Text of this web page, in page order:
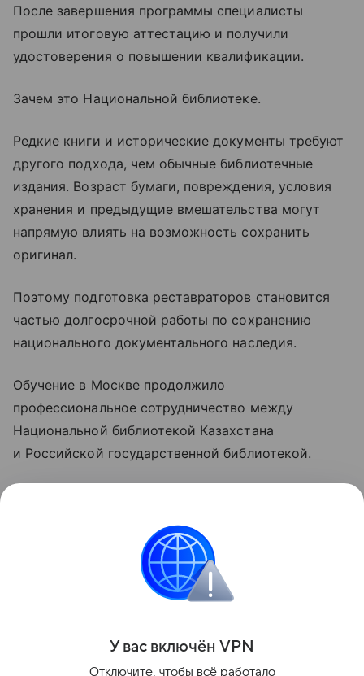
После завершения программы специалисты
прошли итоговую аттестацию и получили
удостоверения о повышении квалификации.
Зачем это Национальной библиотеке.
Редкие книги и исторические документы требуют
другого подхода, чем обычные библиотечные
издания. Возраст бумаги, повреждения, условия
хранения и предыдущие вмешательства могут
напрямую влиять на возможность сохранить
оригинал.
Поэтому подготовка реставраторов становится
частью долгосрочной работы по сохранению
национального документального наследия.
Обучение в Москве продолжило
профессиональное сотрудничество между
Национальной библиотекой Казахстана
и Российской государственной библиотекой.
Национальной библиотеки.
Поделиться
У вас включён VPN
Отключите, чтобы всё работало